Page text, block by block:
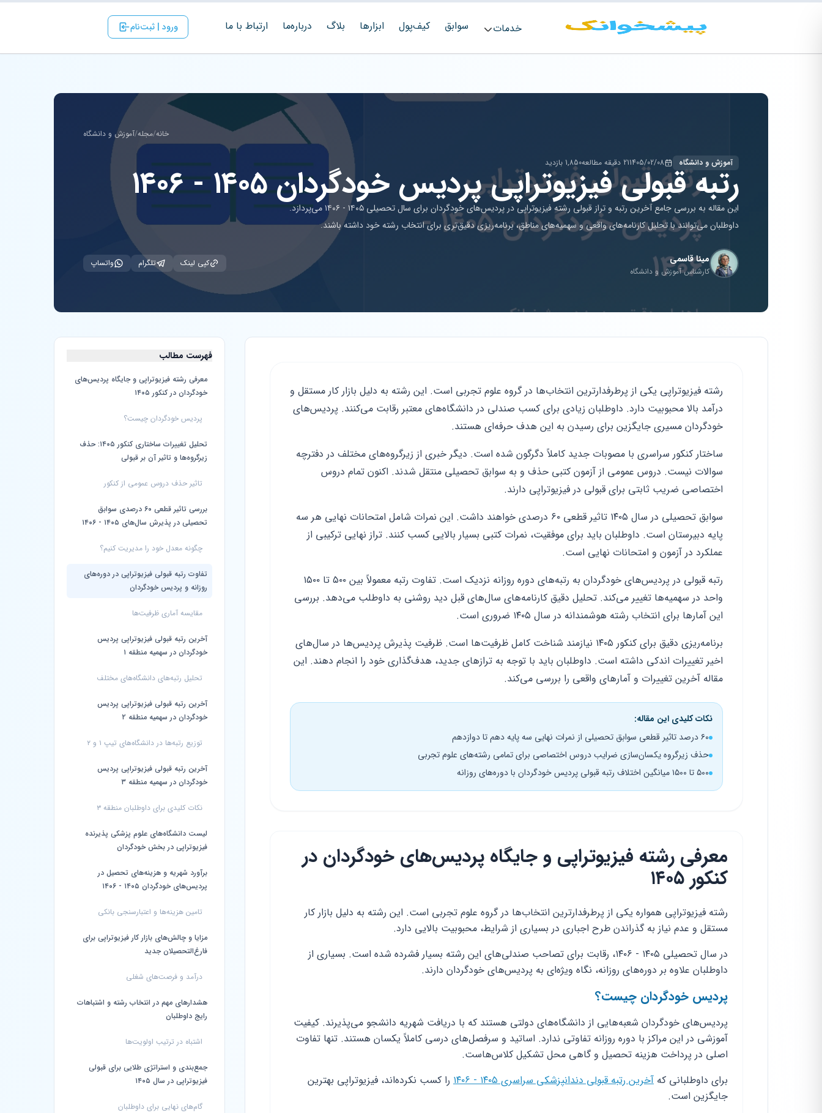
خدمات سوابق کیف‌پول ابزارها بلاگ درباره‌ما ارتباط با ‌ما ورود | ثبت‌نام
خانه/مجله/آموزش و دانشگاه
آموزش و دانشگاه 1405/02/0821 دقیقه مطالعه 1,850 بازدید
رتبه قبولی فیزیوتراپی پردیس خودگردان ۱۴۰۵ - ۱۴۰۶
این مقاله به بررسی جامع آخرین رتبه و تراز قبولی رشته فیزیوتراپی در پردیس‌های خودگردان برای سال تحصیلی ۱۴۰۵ - ۱۴۰۶ می‌پردازد.
داوطلبان می‌توانند با تحلیل کارنامه‌های واقعی و سهمیه‌های مناطق، برنامه‌ریزی دقیق‌تری برای انتخاب رشته خود داشته باشند.
مینا قاسمی
کارشناس آموزش و دانشگاه
کپی لینک تلگرام واتساپ
فهرست مطالب
معرفی رشته فیزیوتراپی و جایگاه پردیس‌های
خودگردان در کنکور ۱۴۰۵
پردیس خودگردان چیست؟
تحلیل تغییرات ساختاری کنکور ۱۴۰۵: حذف
زیرگروه‌ها و تاثیر آن بر قبولی
تاثیر حذف دروس عمومی از کنکور
بررسی تاثیر قطعی ۶۰ درصدی سوابق
تحصیلی در پذیرش سال‌های ۱۴۰۵ - ۱۴۰۶
چگونه معدل خود را مدیریت کنیم؟
تفاوت رتبه قبولی فیزیوتراپی در دوره‌های
روزانه و پردیس خودگردان
مقایسه آماری ظرفیت‌ها
آخرین رتبه قبولی فیزیوتراپی پردیس
خودگردان در سهمیه منطقه ۱
تحلیل رتبه‌های دانشگاه‌های مختلف
آخرین رتبه قبولی فیزیوتراپی پردیس
خودگردان در سهمیه منطقه ۲
توزیع رتبه‌ها در دانشگاه‌های تیپ ۱ و ۲
آخرین رتبه قبولی فیزیوتراپی پردیس
خودگردان در سهمیه منطقه ۳
نکات کلیدی برای داوطلبان منطقه ۳
لیست دانشگاه‌های علوم پزشکی پذیرنده
فیزیوتراپی در بخش خودگردان
برآورد شهریه و هزینه‌های تحصیل در
پردیس‌های خودگردان ۱۴۰۵ - ۱۴۰۶
تامین هزینه‌ها و اعتبارسنجی بانکی
مزایا و چالش‌های بازار کار فیزیوتراپی برای
فارغ‌التحصیلان جدید
درآمد و فرصت‌های شغلی
هشدارهای مهم در انتخاب رشته و اشتباهات
رایج داوطلبان
اشتباه در ترتیب اولویت‌ها
جمع‌بندی و استراتژی طلایی برای قبولی
فیزیوتراپی در سال ۱۴۰۵
گام‌های نهایی برای داوطلبان
رشته فیزیوتراپی یکی از پرطرفدارترین انتخاب‌ها در گروه علوم تجربی است. این رشته به دلیل بازار کار مستقل و
درآمد بالا محبوبیت دارد. داوطلبان زیادی برای کسب صندلی در دانشگاه‌های معتبر رقابت می‌کنند. پردیس‌های
خودگردان مسیری جایگزین برای رسیدن به این هدف حرفه‌ای هستند.
ساختار کنکور سراسری با مصوبات جدید کاملاً دگرگون شده است. دیگر خبری از زیرگروه‌های مختلف در دفترچه
سوالات نیست. دروس عمومی از آزمون کتبی حذف و به سوابق تحصیلی منتقل شدند. اکنون تمام دروس
اختصاصی ضریب ثابتی برای قبولی در فیزیوتراپی دارند.
سوابق تحصیلی در سال ۱۴۰۵ تاثیر قطعی ۶۰ درصدی خواهند داشت. این نمرات شامل امتحانات نهایی هر سه
پایه دبیرستان است. داوطلبان باید برای موفقیت، نمرات کتبی بسیار بالایی کسب کنند. تراز نهایی ترکیبی از
عملکرد در آزمون و امتحانات نهایی است.
رتبه قبولی در پردیس‌های خودگردان به رتبه‌های دوره روزانه نزدیک است. تفاوت رتبه معمولاً بین ۵۰۰ تا ۱۵۰۰
واحد در سهمیه‌ها تغییر می‌کند. تحلیل دقیق کارنامه‌های سال‌های قبل دید روشنی به داوطلب می‌دهد. بررسی
این آمارها برای انتخاب رشته هوشمندانه در سال ۱۴۰۵ ضروری است.
برنامه‌ریزی دقیق برای کنکور ۱۴۰۵ نیازمند شناخت کامل ظرفیت‌ها است. ظرفیت پذیرش پردیس‌ها در سال‌های
اخیر تغییرات اندکی داشته است. داوطلبان باید با توجه به ترازهای جدید، هدف‌گذاری خود را انجام دهند. این
مقاله آخرین تغییرات و آمارهای واقعی را بررسی می‌کند.
نکات کلیدی این مقاله:
۶۰ درصد تاثیر قطعی سوابق تحصیلی از نمرات نهایی سه پایه دهم تا دوازدهم
حذف زیرگروه یکسان‌سازی ضرایب دروس اختصاصی برای تمامی رشته‌های علوم تجربی
۵۰۰ تا ۱۵۰۰ میانگین اختلاف رتبه قبولی پردیس خودگردان با دوره‌های روزانه
معرفی رشته فیزیوتراپی و جایگاه پردیس‌های خودگردان در
کنکور ۱۴۰۵
رشته فیزیوتراپی همواره یکی از پرطرفدارترین انتخاب‌ها در گروه علوم تجربی است. این رشته به دلیل بازار کار
مستقل و عدم نیاز به گذراندن طرح اجباری در بسیاری از شرایط، محبوبیت بالایی دارد.
در سال تحصیلی ۱۴۰۵ - ۱۴۰۶، رقابت برای تصاحب صندلی‌های این رشته بسیار فشرده شده است. بسیاری از
داوطلبان علاوه بر دوره‌های روزانه، نگاه ویژه‌ای به پردیس‌های خودگردان دارند.
پردیس خودگردان چیست؟
پردیس‌های خودگردان شعبه‌هایی از دانشگاه‌های دولتی هستند که با دریافت شهریه دانشجو می‌پذیرند. کیفیت
آموزشی در این مراکز با دوره روزانه تفاوتی ندارد. اساتید و سرفصل‌های درسی کاملاً یکسان هستند. تنها تفاوت
اصلی در پرداخت هزینه تحصیل و گاهی محل تشکیل کلاس‌هاست.
برای داوطلبانی که آخرین رتبه قبولی دندانپزشکی سراسری ۱۴۰۵ - ۱۴۰۶
را کسب نکرده‌اند، فیزیوتراپی بهترین
جایگزین است.